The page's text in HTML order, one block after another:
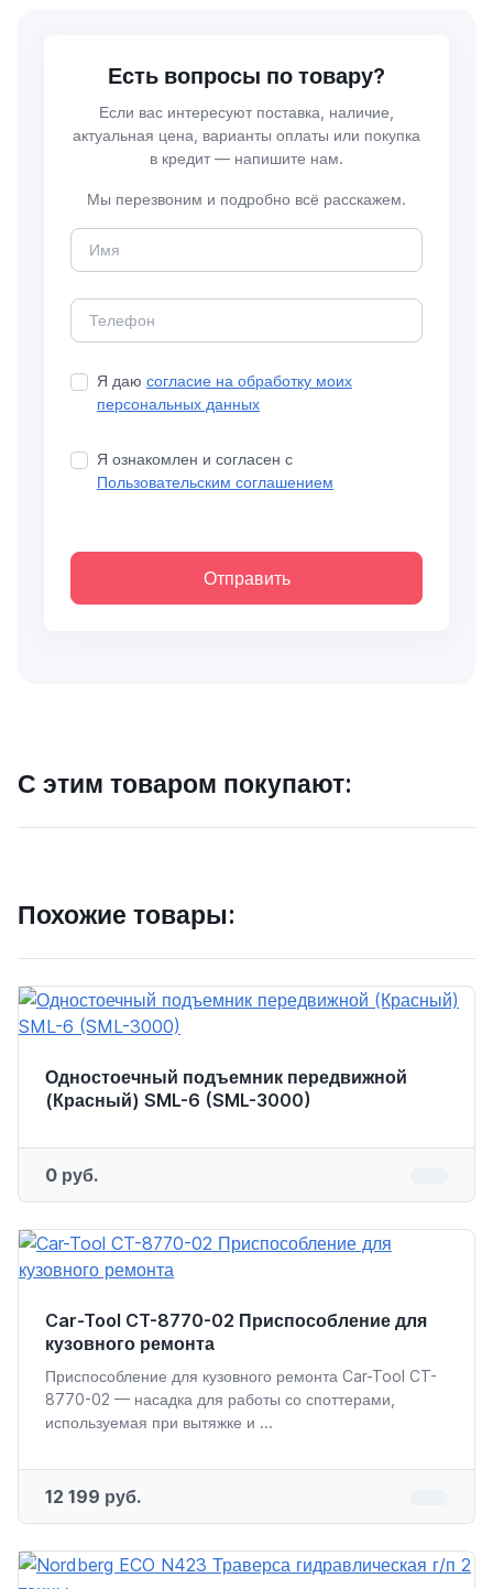
Есть вопросы по товару?
Если вас интересуют поставка, наличие,
актуальная цена, варианты оплаты или покупка
в кредит — напишите нам.
Мы перезвоним и подробно всё расскажем.
Я даю согласие на обработку моих
персональных данных
Я ознакомлен и согласен с
Пользовательским соглашением
Отправить
С этим товаром покупают:
Похожие товары:
Одностоечный подъемник передвижной
(Красный) SML-6 (SML-3000)
0 руб.
Car-Tool CT-8770-02 Приспособление для
кузовного ремонта
Приспособление для кузовного ремонта Car-Tool CT-
8770-02 — насадка для работы со споттерами,
используемая при вытяжке и ...
12 199 руб.